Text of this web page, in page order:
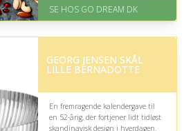
inden for 1 time
SE HOS GO DREAM DK
GEORG JENSEN SKÅL
LILLE BERNADOTTE
En fremragende kalendergave til
en 52-årig, der fortjener lidt tidløst
skandinavisk design i hverdagen.